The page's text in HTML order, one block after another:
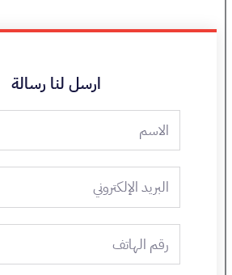
ارسل لنا رسالة
الاسم
البريد
الإلكتروني
الهاتف